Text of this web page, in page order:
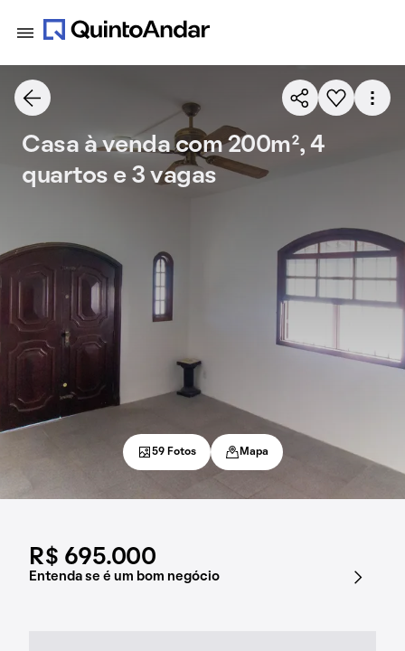
R$ 695.000
Entenda se é um bom negócio
Casa à venda com 200m², 4
quartos e 3 vagas
59 Fotos Mapa